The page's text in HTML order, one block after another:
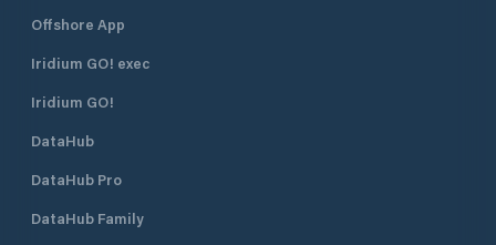
Offshore App
Iridium GO! exec
Iridium GO!
DataHub
DataHub Pro
DataHub Family